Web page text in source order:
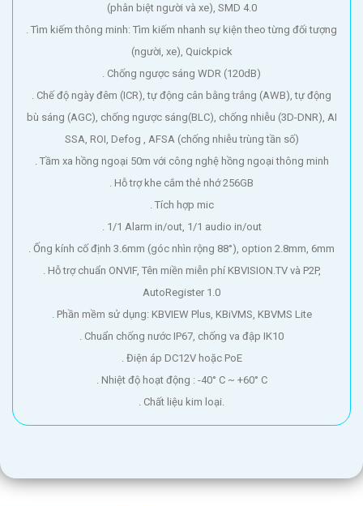
(phân biệt người và xe), SMD 4.0
. Tìm kiếm thông minh: Tìm kiếm nhanh sự kiện theo từng đối tượng
(người, xe), Quickpick
. Chống ngược sáng WDR (120dB)
. Chế độ ngày đêm (ICR), tự động cân bằng trắng (AWB), tự động
bù sáng (AGC), chống ngược sáng(BLC), chống nhiễu (3D-DNR), AI
SSA, ROI, Defog , AFSA (chống nhiễu trùng tần số)
. Tầm xa hồng ngoại 50m với công nghệ hồng ngoại thông minh
. Hỗ trợ khe cắm thẻ nhớ 256GB
. Tích hợp mic
. 1/1 Alarm in/out, 1/1 audio in/out
. Ống kính cố định 3.6mm (góc nhìn rộng 88°), option 2.8mm, 6mm
. Hỗ trợ chuẩn ONVIF, Tên miền miễn phí KBVISION.TV và P2P,
AutoRegister 1.0
. Phần mềm sử dụng: KBVIEW Plus, KBiVMS, KBVMS Lite
. Chuẩn chống nước IP67, chống va đập IK10
. Điện áp DC12V hoặc PoE
. Nhiệt độ hoạt động : -40° C ~ +60° C
. Chất liệu kim loại.